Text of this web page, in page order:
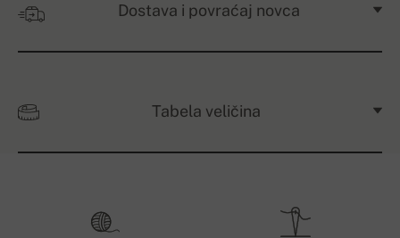
Dostava i povraćaj novca
Tabela veličina